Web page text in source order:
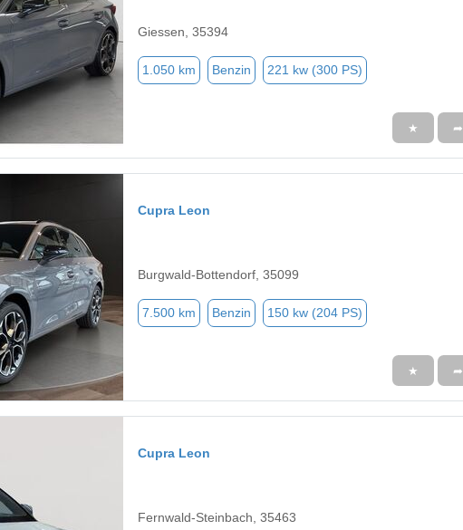
Giessen, 35394
1.050 km Benzin 221 kw (300 PS)
★ ➦
Cupra Leon
Burgwald-Bottendorf, 35099
7.500 km Benzin 150 kw (204 PS)
★ ➦
Cupra Leon
Fernwald-Steinbach, 35463